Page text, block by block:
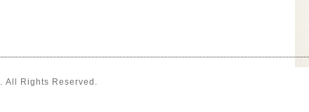
. All Rights Reserved.